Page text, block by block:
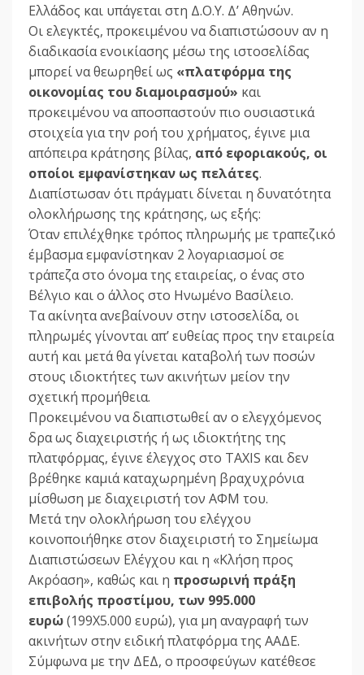
Ελλάδος και υπάγεται στη Δ.Ο.Υ. Δ’ Αθηνών.
Οι ελεγκτές, προκειμένου να διαπιστώσουν αν η
διαδικασία ενοικίασης μέσω της ιστοσελίδας
μπορεί να θεωρηθεί ως «πλατφόρμα της
οικονομίας του διαμοιρασμού» και
προκειμένου να αποσπαστούν πιο ουσιαστικά
στοιχεία για την ροή του χρήματος, έγινε μια
απόπειρα κράτησης βίλας, από εφοριακούς, οι
οποίοι εμφανίστηκαν ως πελάτες.
Διαπίστωσαν ότι πράγματι δίνεται η δυνατότητα
ολοκλήρωσης της κράτησης, ως εξής:
Όταν επιλέχθηκε τρόπος πληρωμής με τραπεζικό
έμβασμα εμφανίστηκαν 2 λογαριασμοί σε
τράπεζα στο όνομα της εταιρείας, ο ένας στο
Βέλγιο και ο άλλος στο Ηνωμένο Βασίλειο.
Τα ακίνητα ανεβαίνουν στην ιστοσελίδα, οι
πληρωμές γίνονται απ’ ευθείας προς την εταιρεία
αυτή και μετά θα γίνεται καταβολή των ποσών
στους ιδιοκτήτες των ακινήτων μείον την
σχετική προμήθεια.
Προκειμένου να διαπιστωθεί αν ο ελεγχόμενος
δρα ως διαχειριστής ή ως ιδιοκτήτης της
πλατφόρμας, έγινε έλεγχος στο TAXIS και δεν
βρέθηκε καμιά καταχωρημένη βραχυχρόνια
μίσθωση με διαχειριστή τον ΑΦΜ του.
Μετά την ολοκλήρωση του ελέγχου
κοινοποιήθηκε στον διαχειριστή το Σημείωμα
Διαπιστώσεων Ελέγχου και η «Κλήση προς
Ακρόαση», καθώς και η προσωρινή πράξη
επιβολής προστίμου, των 995.000
ευρώ(199Χ5.000 ευρώ), για μη αναγραφή των
ακινήτων στην ειδική πλατφόρμα της ΑΑΔΕ.
Σύμφωνα με την ΔΕΔ, ο προσφεύγων κατέθεσε